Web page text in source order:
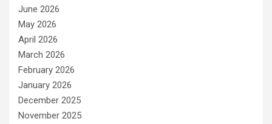
June 2026
May 2026
April 2026
March 2026
February 2026
January 2026
December 2025
November 2025